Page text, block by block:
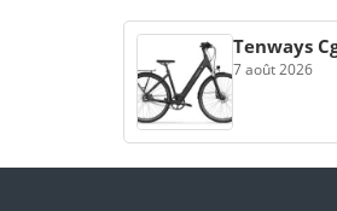
Tenways
7 août 2026